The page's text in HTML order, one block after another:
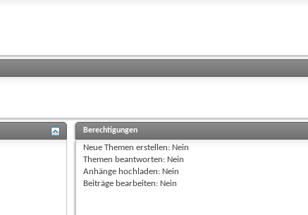
Berechtigungen
Neue Themen erstellen: Nein
Themen beantworten: Nein
Anhänge hochladen: Nein
Beiträge bearbeiten: Nein